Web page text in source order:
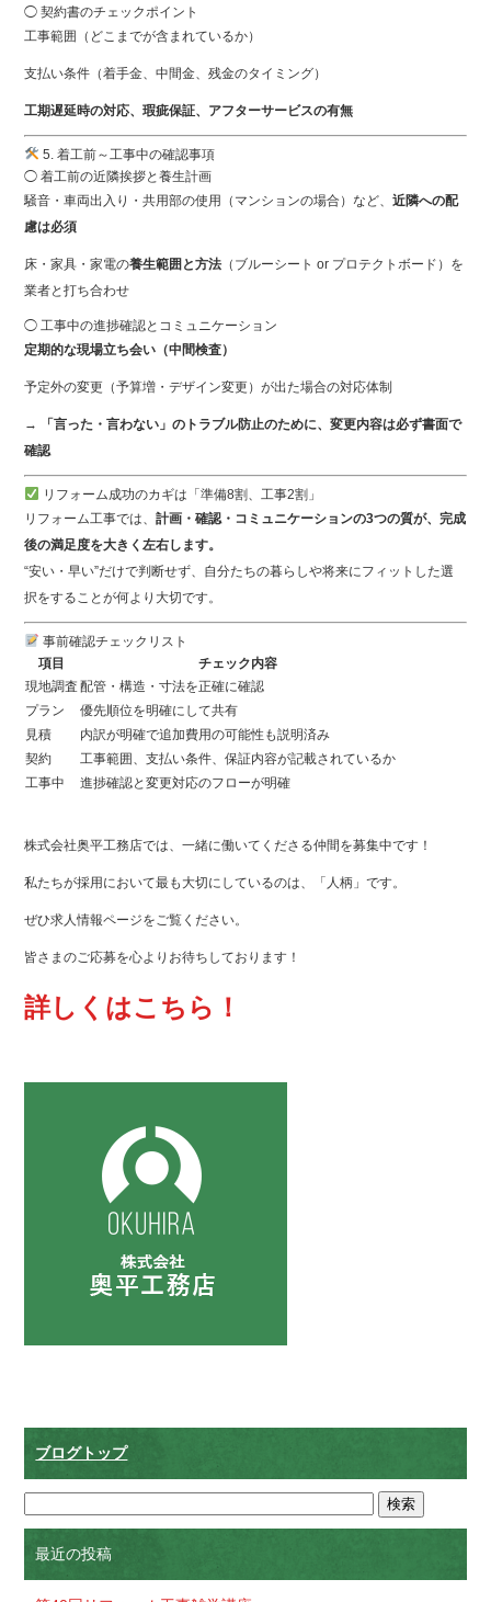
◯ 契約書のチェックポイント
工事範囲（どこまでが含まれているか）
支払い条件（着手金、中間金、残金のタイミング）
工期遅延時の対応、瑕疵保証、アフターサービスの有無
5. 着工前～工事中の確認事項
◯ 着工前の近隣挨拶と養生計画
騒音・車両出入り・共用部の使用（マンションの場合）など、近隣への配
慮は必須
床・家具・家電の養生範囲と方法 （ブルーシート or プロテクトボード）を
業者と打ち合わせ
◯ 工事中の進捗確認とコミュニケーション
定期的な現場立ち会い（中間検査）
予定外の変更（予算増・デザイン変更）が出た場合の対応体制
→
「言った・言わない」のトラブル防止のために、変更内容は必ず書面で
確認
リフォーム成功のカギは「準備8割、工事2割」
リフォーム工事では、計画・確認・コミュニケーションの3つの質が、完成
後の満足度を大きく左右します。
“安い・早い”だけで判断せず、自分たちの暮らしや将来にフィットした選
択をすることが何より大切です。
事前確認チェックリスト
項目
チェック内容
現地調査 配管・構造・寸法を正確に確認
プラン
優先順位を明確にして共有
見積
内訳が明確で追加費用の可能性も説明済み
契約
工事範囲、支払い条件、保証内容が記載されているか
工事中
進捗確認と変更対応のフローが明確
株式会社奥平工務店では、一緒に働いてくださる仲間を募集中です！
私たちが採用において最も大切にしているのは、「人柄」です。
ぜひ求人情報ページをご覧ください。
皆さまのご応募を心よりお待ちしております！
詳しくはこちら！
ブログトップ
最近の投稿